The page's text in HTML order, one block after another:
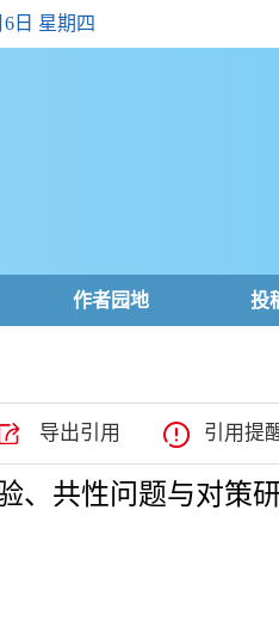
6日 星期四
作者园地 投
导出引用 引用提
、共性问题与对策